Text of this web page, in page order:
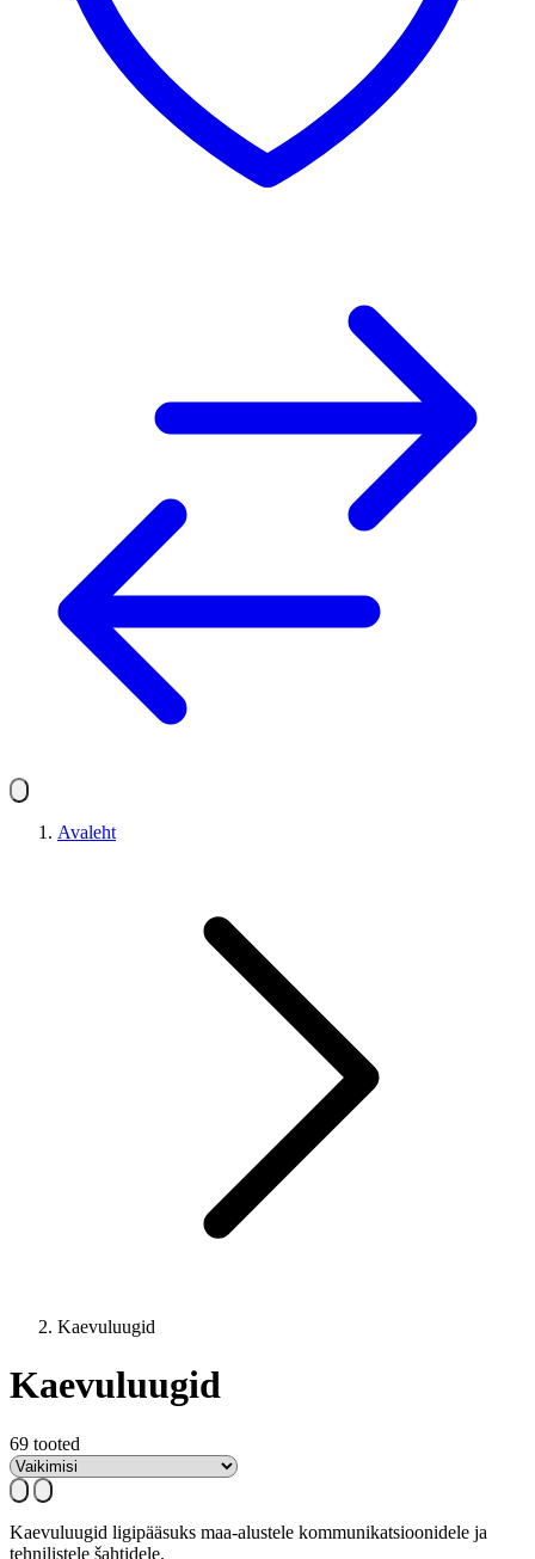
Avaleht
Kaevuluugid
Kaevuluugid
69 tooted
Kaevuluugid ligipääsuks maa-alustele kommunikatsioonidele ja
tehnilistele šahtidele.